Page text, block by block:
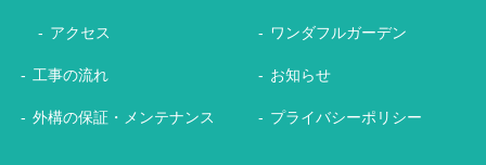
アクセス
工事の流れ
外構の保証・メンテナンス
ワンダフルガーデン
お知らせ
プライバシーポリシー